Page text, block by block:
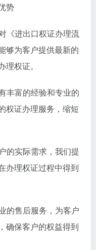
势
《进出口权证办理流
够为客户提供最新的
权证。
丰富的经验和专业的
权证办理服务，缩短
的实际需求，我们提
办理权证过程中得到
的售后服务，为客户
确保客户的权益得到